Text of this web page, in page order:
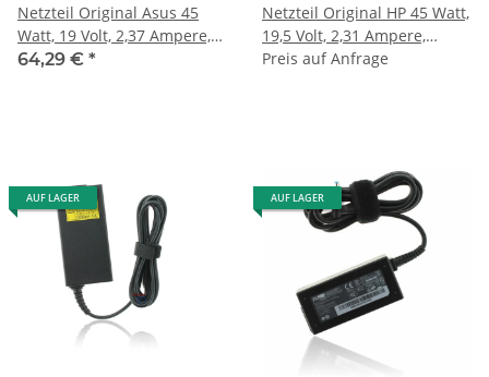
Netzteil Original Asus 45
Watt, 19 Volt, 2,37 Ampere,
Stecker: 5,5 mm x 2,5 mm
64,29 € *
Netzteil Original HP 45 Watt,
19,5 Volt, 2,31 Ampere,
Stecker: 7,4 mm x 5,0 mm
Preis auf Anfrage
AUF LAGER AUF LAGER